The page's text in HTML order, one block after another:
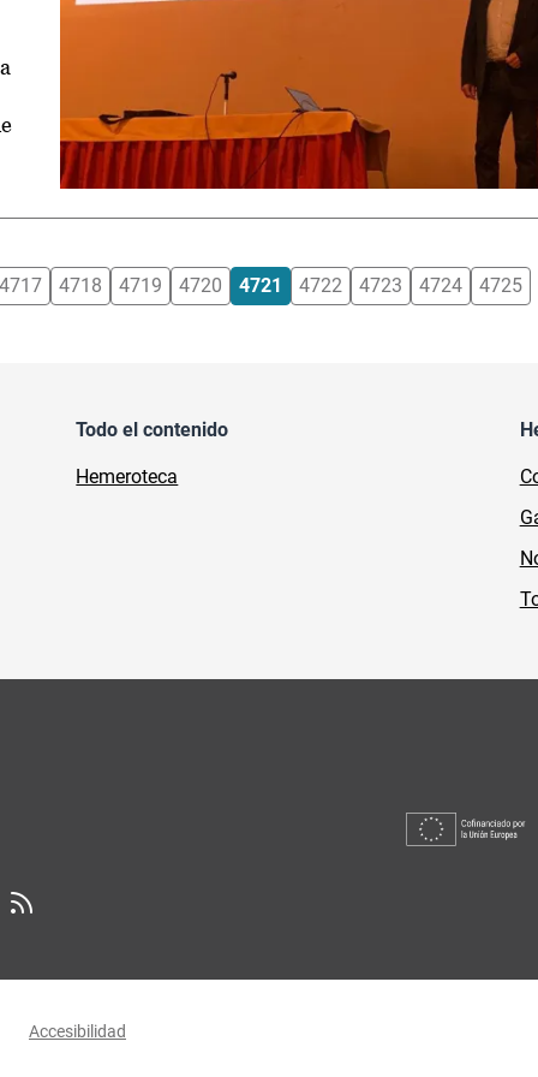
4718 4719 4720 4721 4722 4723 4724 4725
Todo el contenido
Hemeroteca
Accesibilidad